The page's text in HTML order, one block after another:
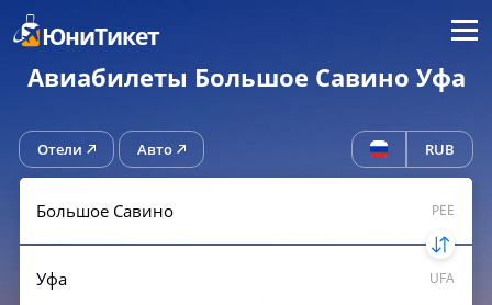
ЮниТикет Меню
Авиабилеты Большое Савино Уфа
Отели Авто RUB
PEE
UFA